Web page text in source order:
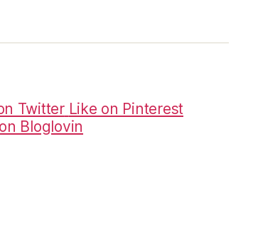
Twitter Like on Pinterest
Bloglovin